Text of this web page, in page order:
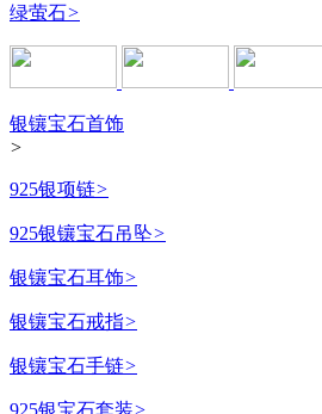
绿萤石>
银镶宝石首饰
>
925银项链>
925银镶宝石吊坠>
银镶宝石耳饰>
银镶宝石戒指>
银镶宝石手链>
925银宝石套装>